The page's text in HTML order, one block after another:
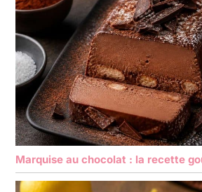
Marquise au chocolat : la recette